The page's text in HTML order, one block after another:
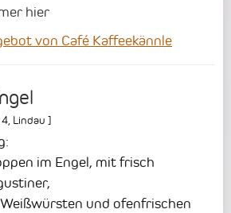
hier
von Café Kaffeekännle
4 Lindau ]
im Engel, mit frisch
und ofenfrischen